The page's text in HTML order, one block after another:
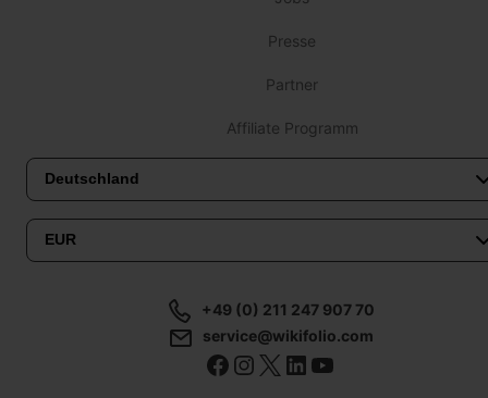
Presse
Partner
Affiliate Programm
+49 (0) 211 247 907 70
service@wikifolio.com